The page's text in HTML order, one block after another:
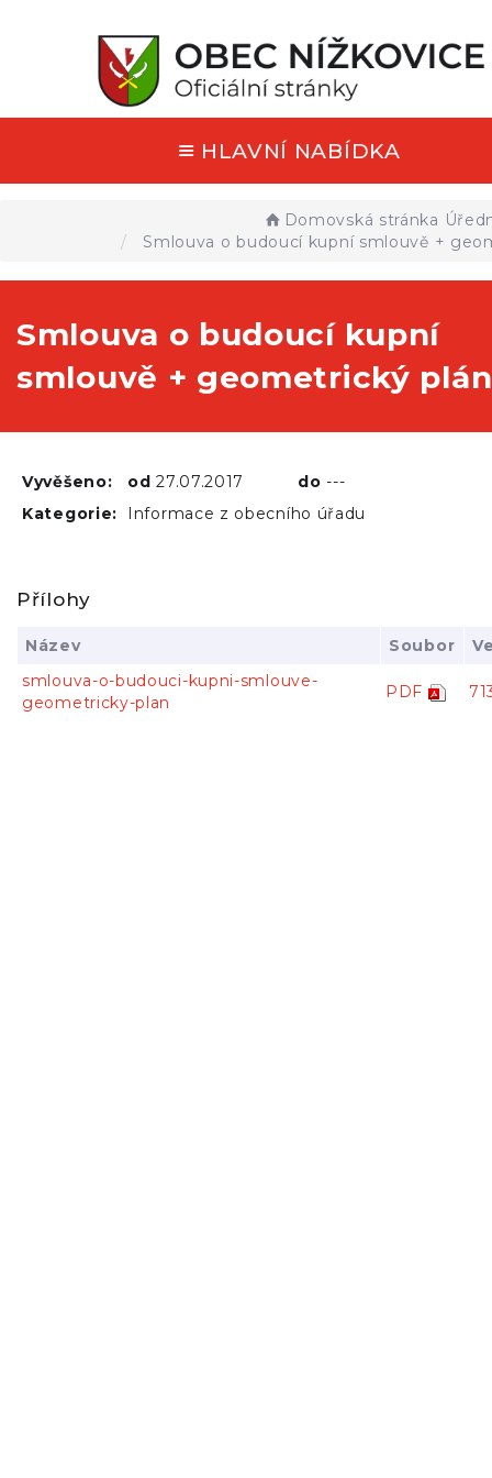
HLAVNÍ NABÍDKA
Domovská stránka
Smlouva o budoucí kupní smlouvě +
Smlouva o budoucí kupní
smlouvě + geometrický plán
Vyvěšeno: od27.07.2017 do---
Kategorie:
Informace z obecního úřadu
Přílohy
Název Soubor
smlouva-o-budouci-kupni-smlouve-
geometricky-plan
PDF